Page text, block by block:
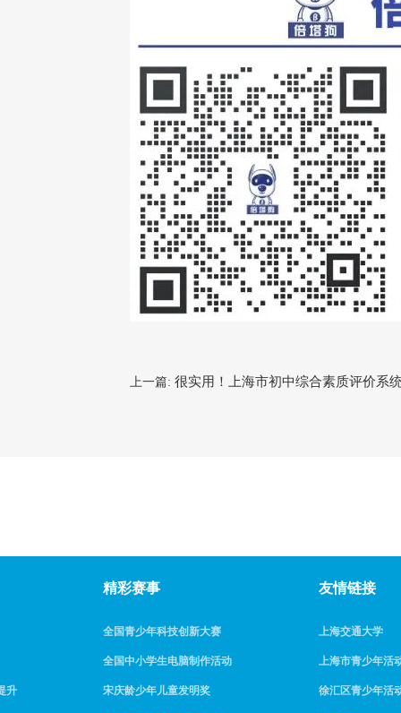
上一篇: 很实用！上海市初中综合素质评价系
升
精彩赛事
全国青少年科技创新大赛
全国中小学生电脑制作活动
宋庆龄少年儿童发明奖
友情链接
上海交通大学
上海市青少年活
徐汇区青少年活